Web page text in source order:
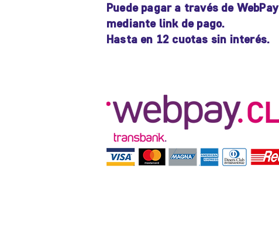
Puede pagar a través de WebPay
mediante link de pago.
Hasta en 12 cuotas sin interés.